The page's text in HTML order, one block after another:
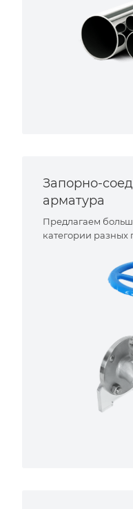
Запорно-
арматура
Предлагаем
категории разных